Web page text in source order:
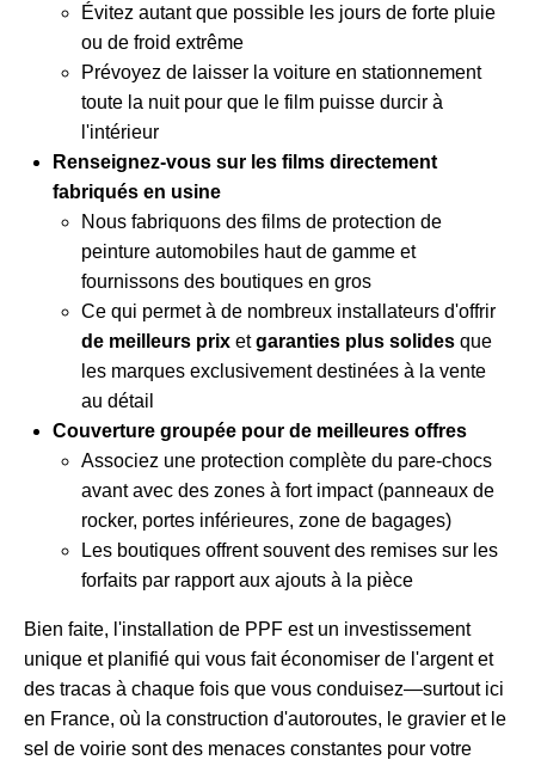
Évitez autant que possible les jours de forte pluie
ou de froid extrême
Prévoyez de laisser la voiture en stationnement
toute la nuit pour que le film puisse durcir à
l'intérieur
Renseignez-vous sur les films directement
fabriqués en usine
Nous fabriquons des films de protection de
peinture automobiles haut de gamme et
fournissons des boutiques en gros
Ce qui permet à de nombreux installateurs d'offrir
de meilleurs prix etgaranties plus solides que
les marques exclusivement destinées à la vente
au détail
Couverture groupée pour de meilleures offres
Associez une protection complète du pare-chocs
avant avec des zones à fort impact (panneaux de
rocker, portes inférieures, zone de bagages)
Les boutiques offrent souvent des remises sur les
forfaits par rapport aux ajouts à la pièce
Bien faite, l'installation de PPF est un investissement
unique et planifié qui vous fait économiser de l'argent et
des tracas à chaque fois que vous conduisez—surtout ici
en France, où la construction d'autoroutes, le gravier et le
sel de voirie sont des menaces constantes pour votre